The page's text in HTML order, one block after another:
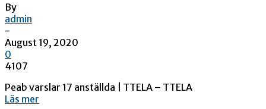
By
admin
-
August 19, 2020
0
4107
Peab varslar 17 anställda | TTELA – TTELA
Läs mer